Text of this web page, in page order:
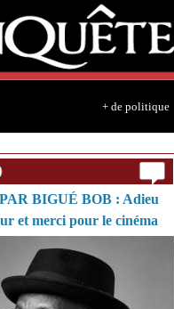
+ de politique
BIGUÉ BOB : Adieu
et merci pour le cinéma